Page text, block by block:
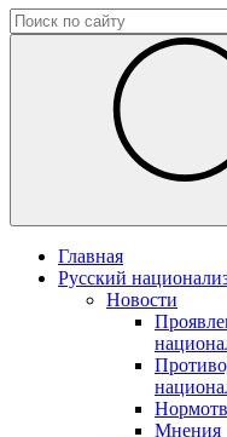
Главная
Русский
Новости
Мнения